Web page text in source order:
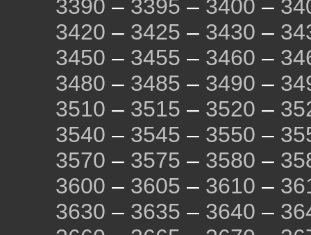
3390 – 3395 – 3400 –
3420 – 3425 – 3430 –
3450 – 3455 – 3460 –
3480 – 3485 – 3490 –
3510 – 3515 – 3520 –
3540 – 3545 – 3550 –
3570 – 3575 – 3580 –
3600 – 3605 – 3610 –
3630 – 3635 – 3640 –